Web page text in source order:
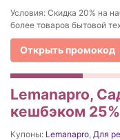
Условия: Скидка 20% на
более товаров бытовой
Открыть промокод
Lemanapro,
кешбэком
Купоны: Lemanapro, Для